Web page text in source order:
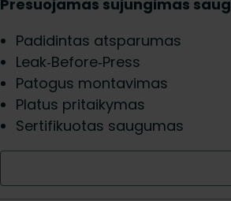
Presuojamas sujungimas
Padidintas atsparumas
Leak‑Before‑Press
Patogus montavimas
Platus pritaikymas
Sertifikuotas saugumas